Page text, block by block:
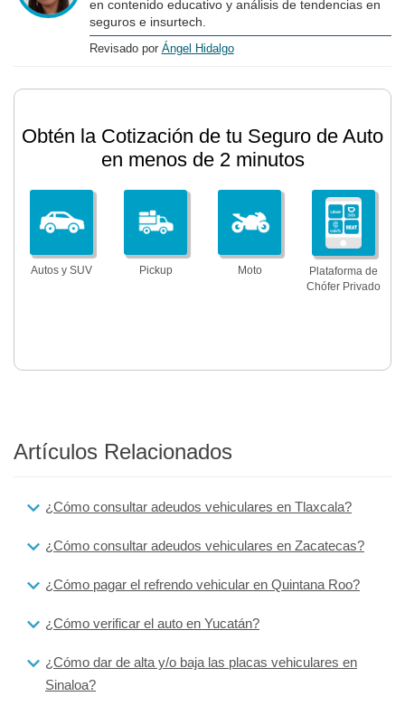
en contenido educativo y análisis de tendencias en
seguros e insurtech.
Revisado por Ángel Hidalgo
Obtén la Cotización de tu Seguro de Auto
en menos de 2 minutos
Autos y SUV Pickup Moto
Plataforma de
Chófer Privado
Artículos Relacionados
¿Cómo consultar adeudos vehiculares en Tlaxcala?
¿Cómo consultar adeudos vehiculares en Zacatecas?
¿Cómo pagar el refrendo vehicular en Quintana Roo?
¿Cómo verificar el auto en Yucatán?
¿Cómo dar de alta y/o baja las placas vehiculares en
Sinaloa?